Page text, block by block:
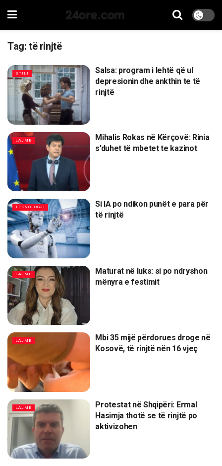
24ore.com
Tag: të rinjtë
STILI
Salsa: program i lehtë që ul
depresionin dhe ankthin te të
rinjtë
LAJME
Mihalis Rokas në Kërçovë: Rinia
s’duhet të mbetet te kazinot
TEKNOLOGJI
Si IA po ndikon punët e para për
të rinjtë
LAJME
Maturat në luks: si po ndryshon
mënyra e festimit
LAJME
Mbi 35 mijë përdorues droge në
Kosovë, të rinjtë nën 16 vjeç
LAJME
Protestat në Shqipëri: Ermal
Hasimja thotë se të rinjtë po
aktivizohen